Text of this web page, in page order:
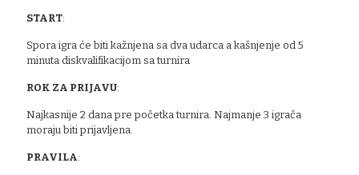
START:
Spora igra će biti kažnjena sa dva udarca a kašnjenje od 5
minuta diskvalifikacijom sa turnira
ROK ZA PRIJAVU:
Najkasnije 2 dana pre početka turnira. Najmanje 3 igrača
moraju biti prijavljena.
PRAVILA: